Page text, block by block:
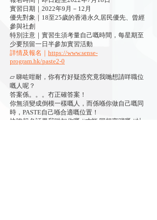
實習日期｜2022年9月－12月
優先對象｜18至25歲的香港永久居民優先、曾經
參與社創
特別注意｜實習生須考量自己嘅時間，每星期至
少要預留一日半參加實習活動
詳情及報名｜ https://www.sense-
program.hk/paste2-0
▱ 睇咗咁耐，你有冇好疑惑究竟我哋想請咩職位
嘅人呢？
答案係。。。冇正確答案！
你無須變成倒模一樣嘅人，而係喺你做自己嘅同
時，PASTE自己喺合適嘅位置！
快啲報名話畀我哋知你嘅 #才能 同想實踐嘅 #社